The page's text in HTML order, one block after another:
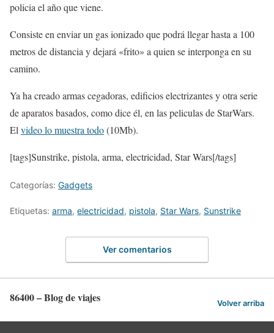
policia el año que viene.
Consiste en enviar un gas ionizado que podrá llegar hasta a 100
metros de distancia y dejará «frito» a quien se interponga en su
camino.
Ya ha creado armas cegadoras, edificios electrizantes y otra serie
de aparatos basados, como dice él, en las peliculas de StarWars.
El video lo muestra todo(10Mb).
[tags]Sunstrike, pistola, arma, electricidad, Star Wars[/tags]
Categorías: Gadgets
Etiquetas: arma, electricidad, pistola, Star Wars, Sunstrike
Ver comentarios
86400 – Blog de viajes Volver arriba